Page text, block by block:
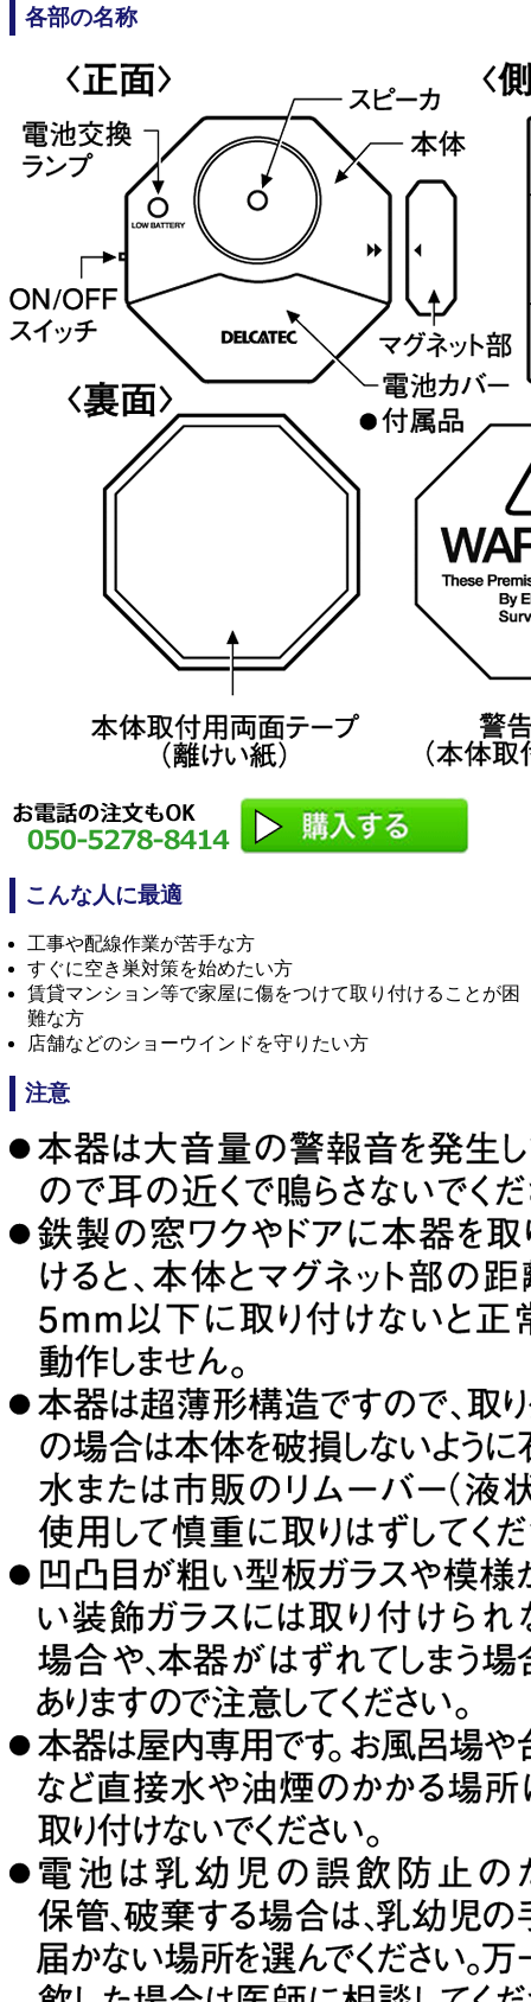
各部の名称
こんな人に最適
工事や配線作業が苦手な方
すぐに空き巣対策を始めたい方
賃貸マンション等で家屋に傷をつけて取り付けることが困
難な方
店舗などのショーウインドを守りたい方
注意